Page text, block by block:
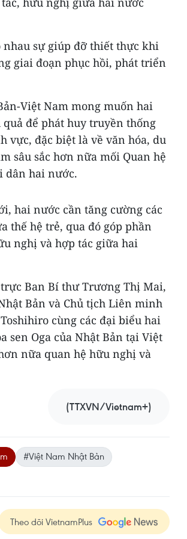
sự giúp đỡ thiết thực khi
giai đoạn phục hồi, phát triển
Việt Nam mong muốn hai
để phát huy truyền thống
vực, đặc biệt là về văn hóa, du
sâu sắc hơn nữa mối Quan hệ
dân hai nước.
hai nước cần tăng cường các
thế hệ trẻ, qua đó góp phần
nghị và hợp tác giữa hai
Ban Bí thư Trương Thị Mai,
Bản và Chủ tịch Liên minh
cùng các đại biểu hai
sen Oga của Nhật Bản tại Việt
nữa quan hệ hữu nghị và
(TTXVN/Vietnam+)
#Việt Nam Nhật Bản
Theo dõi VietnamPlus